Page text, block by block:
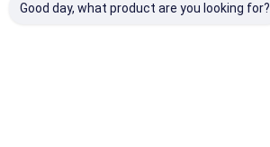
Good day, what product are you looking for?